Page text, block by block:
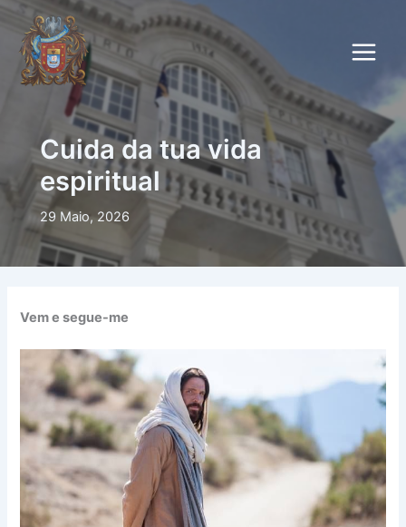
content
Cuida da tua vida
espiritual
29 Maio, 2026
Vem e segue-me